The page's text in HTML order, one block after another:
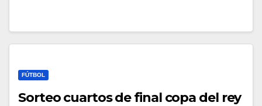
FÚTBOL
Sorteo cuartos de final copa del rey